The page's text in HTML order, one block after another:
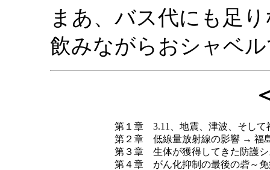
まあ、バス代にも足
飲みながらおシャベ
第１章 3.11、地震、津波、そして
第２章 低線量放射線の影響 → 福
第３章 生体が獲得してきた防護
第４章 がん化抑制の最後の砦～